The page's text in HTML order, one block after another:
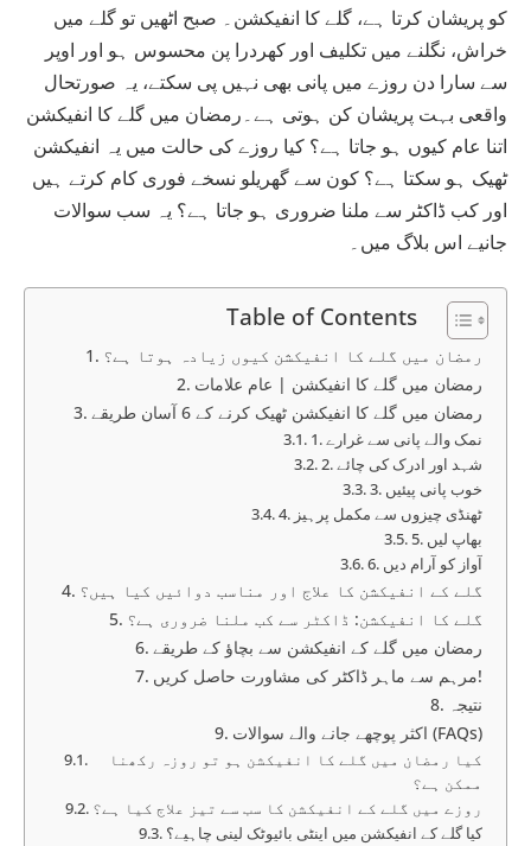
کو پریشان کرتا ہے، گلے کا انفیکشن۔ صبح اٹھیں تو گلے میں
خراش، نگلنے میں تکلیف اور کھردرا پن محسوس ہو اور اوپر
سے سارا دن روزے میں پانی بھی نہیں پی سکتے، یہ صورتحال
واقعی بہت پریشان کن ہوتی ہے۔رمضان میں گلے کا انفیکشن
اتنا عام کیوں ہو جاتا ہے؟ کیا روزے کی حالت میں یہ انفیکشن
ٹھیک ہو سکتا ہے؟ کون سے گھریلو نسخے فوری کام کرتے ہیں
اور کب ڈاکٹر سے ملنا ضروری ہو جاتا ہے؟ یہ سب سوالات
جانیے اس بلاگ میں۔
Table of Contents
رمضان میں گلے کا انفیکشن کیوں زیادہ ہوتا ہے؟
رمضان میں گلے کا انفیکشن | عام علامات
رمضان میں گلے کا انفیکشن ٹھیک کرنے کے 6 آسان طریقے
1. نمک والے پانی سے غرارے
2. شہد اور ادرک کی چائے
3. خوب پانی پیئیں
4. ٹھنڈی چیزوں سے مکمل پرہیز
5. بھاپ لیں
6. آواز کو آرام دیں
گلے کے انفیکشن کا علاج اور مناسب دوائیں کیا ہیں؟
گلے کا انفیکشن: ڈاکٹر سے کب ملنا ضروری ہے؟
رمضان میں گلے کے انفیکشن سے بچاؤ کے طریقے
مرہم سے ماہر ڈاکٹر کی مشاورت حاصل کریں!
نتیجہ
اکثر پوچھے جانے والے سوالات (FAQs)
کیا رمضان میں گلے کا انفیکشن ہو تو روزہ رکھنا
ممکن ہے؟
روزے میں گلے کے انفیکشن کا سب سے تیز علاج کیا ہے؟
کیا گلے کے انفیکشن میں اینٹی بائیوٹک لینی چاہیے؟